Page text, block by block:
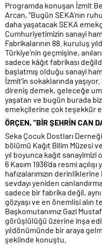
Programda konuşan İzmit
Arcan, “Bugün SEKA’nın
daha yaşatacak SEKA
Cumhuriyetimizin sanayi
Fabrikalarının 88. kuruluş
Türkiye’nin geçmişine,
sadece kâğıt fabrikası
başlatmış olduğu sanayi
İzmit’in sokaklarında
direniş demek, geleceğe
yaşatan ve bugün burada
emekçilerine çok teşekkür
ÖRÇEN, “BİR ŞEHRİN CAN
Seka Çocuk Dostları
bölümü Kağıt Bilim Müzesi
yıl boyunca kağıt sanayimizi
6 Kasım 1936’da resmi
hafızalarımızın
sevdayı yeniden
sadece bir fabrika değil,
gözyaşı ve en önemlisi alın
Başkomutanımız Gazi
görüşlülüğü üzerine inşa
yıldönümünde bir araya
şeklinde konuştu.